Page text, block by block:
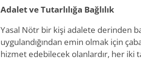
Adalet ve Tutarlılığa Bağlılık
Yasal Nötr bir kişi adalete derinden
uygulandığından emin olmak için
hizmet edebilecek olanlardır, her iki